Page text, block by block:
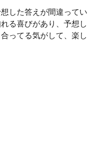
した答えが間違ってい
る喜びがあり、予想し
ってる気がして、楽し